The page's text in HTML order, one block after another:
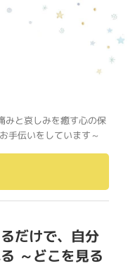
みと哀しみを癒す心の保
手伝いをしています～
だけで、自分
～どこを見る